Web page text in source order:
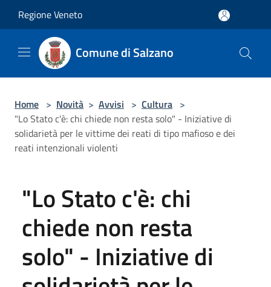
Regione Veneto
Comune di Salzano
Home > Novità > Avvisi > Cultura >
"Lo Stato c'è: chi chiede non resta solo" - Iniziative di
solidarietà per le vittime dei reati di tipo mafioso e dei
reati intenzionali violenti
"Lo Stato c'è: chi
chiede non resta
solo" - Iniziative di